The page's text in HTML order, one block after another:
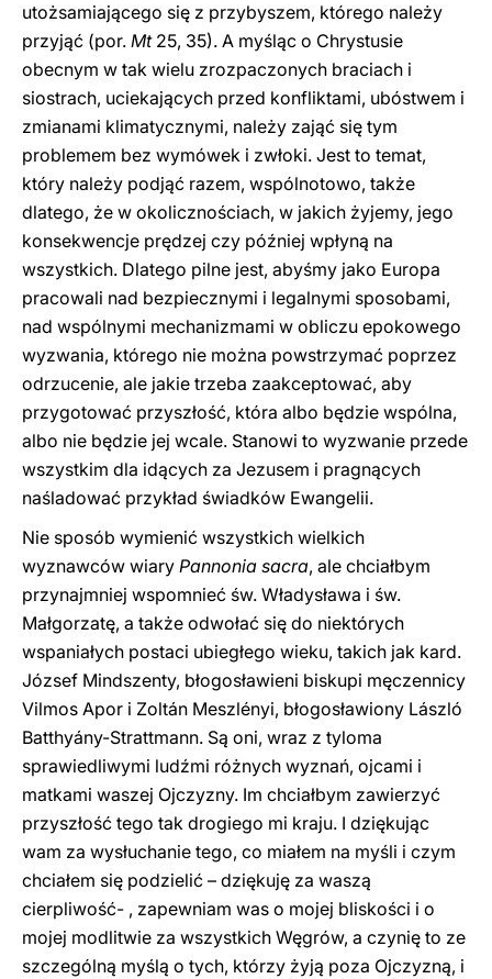
utożsamiającego się z przybyszem, którego należy
przyjąć (por. Mt25, 35). A myśląc o Chrystusie
obecnym w tak wielu zrozpaczonych braciach i
siostrach, uciekających przed konfliktami, ubóstwem i
zmianami klimatycznymi, należy zająć się tym
problemem bez wymówek i zwłoki. Jest to temat,
który należy podjąć razem, wspólnotowo, także
dlatego, że w okolicznościach, w jakich żyjemy, jego
konsekwencje prędzej czy później wpłyną na
wszystkich. Dlatego pilne jest, abyśmy jako Europa
pracowali nad bezpiecznymi i legalnymi sposobami,
nad wspólnymi mechanizmami w obliczu epokowego
wyzwania, którego nie można powstrzymać poprzez
odrzucenie, ale jakie trzeba zaakceptować, aby
przygotować przyszłość, która albo będzie wspólna,
albo nie będzie jej wcale. Stanowi to wyzwanie przede
wszystkim dla idących za Jezusem i pragnących
naśladować przykład świadków Ewangelii.
Nie sposób wymienić wszystkich wielkich
wyznawców wiary Pannonia sacra, ale chciałbym
przynajmniej wspomnieć św. Władysława i św.
Małgorzatę, a także odwołać się do niektórych
wspaniałych postaci ubiegłego wieku, takich jak kard.
József Mindszenty, błogosławieni biskupi męczennicy
Vilmos Apor i Zoltán Meszlényi, błogosławiony László
Batthyány-Strattmann. Są oni, wraz z tyloma
sprawiedliwymi ludźmi różnych wyznań, ojcami i
matkami waszej Ojczyzny. Im chciałbym zawierzyć
przyszłość tego tak drogiego mi kraju. I dziękując
wam za wysłuchanie tego, co miałem na myśli i czym
chciałem się podzielić – dziękuję za waszą
cierpliwość- , zapewniam was o mojej bliskości i o
mojej modlitwie za wszystkich Węgrów, a czynię to ze
szczególną myślą o tych, którzy żyją poza Ojczyzną, i